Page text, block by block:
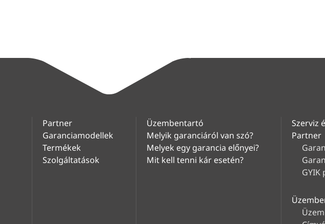
Partner
Garanciamodellek
Termékek
Szolgáltatások
Üzembentartó
Melyik garanciáról van szó?
Melyek egy garancia előnyei?
Mit kell tenni kár esetén?
Szerviz
Partner